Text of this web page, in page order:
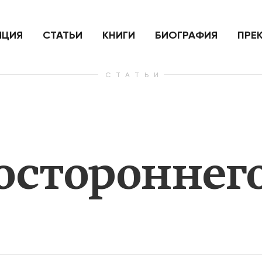
нанесенный по самим себе
СТАТЬИ КНИГИ БИОГРАФИЯ
СТАТЬИ